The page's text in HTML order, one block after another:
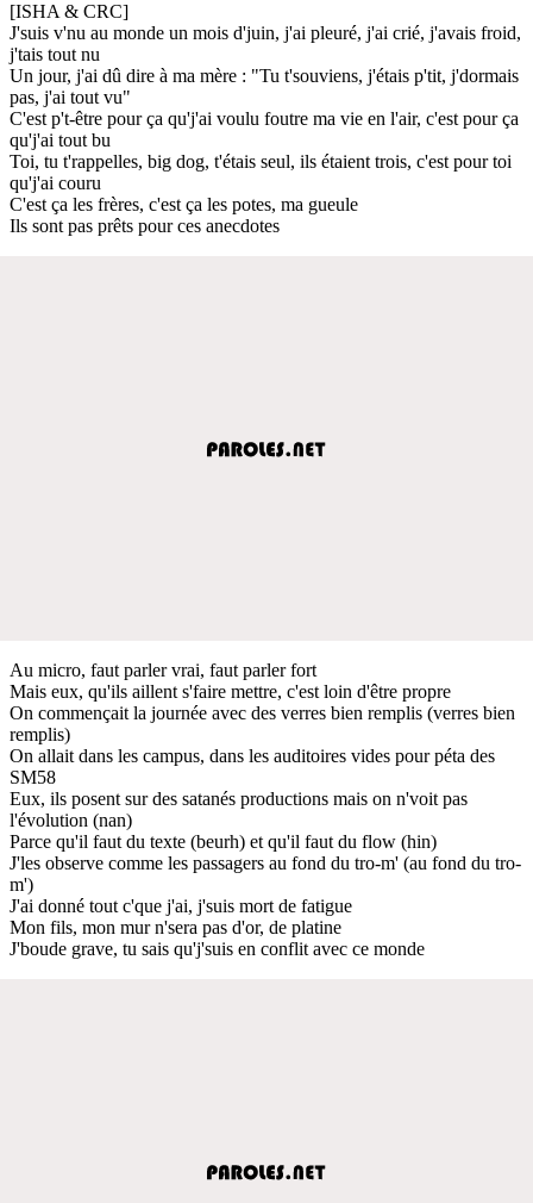
[ISHA & CRC]
J'suis v'nu au monde un mois d'juin, j'ai pleuré, j'ai crié, j'avais froid,
j'tais tout nu
Un jour, j'ai dû dire à ma mère : "Tu t'souviens, j'étais p'tit, j'dormais
pas, j'ai tout vu"
C'est p't-être pour ça qu'j'ai voulu foutre ma vie en l'air, c'est pour ça
qu'j'ai tout bu
Toi, tu t'rappelles, big dog, t'étais seul, ils étaient trois, c'est pour toi
qu'j'ai couru
C'est ça les frères, c'est ça les potes, ma gueule
Ils sont pas prêts pour ces anecdotes
Au micro, faut parler vrai, faut parler fort
Mais eux, qu'ils aillent s'faire mettre, c'est loin d'être propre
On commençait la journée avec des verres bien remplis (verres bien
remplis)
On allait dans les campus, dans les auditoires vides pour péta des
SM58
Eux, ils posent sur des satanés productions mais on n'voit pas
l'évolution (nan)
Parce qu'il faut du texte (beurh) et qu'il faut du flow (hin)
J'les observe comme les passagers au fond du tro-m' (au fond du tro-
m')
J'ai donné tout c'que j'ai, j'suis mort de fatigue
Mon fils, mon mur n'sera pas d'or, de platine
J'boude grave, tu sais qu'j'suis en conflit avec ce monde